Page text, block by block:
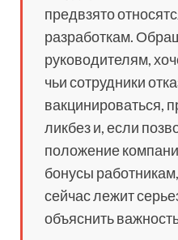
предвзято
разработкам.
руководителям,
чьи сотрудники
вакцинироваться,
ликбез и, если
положение
бонусы
сейчас лежит
объяснить